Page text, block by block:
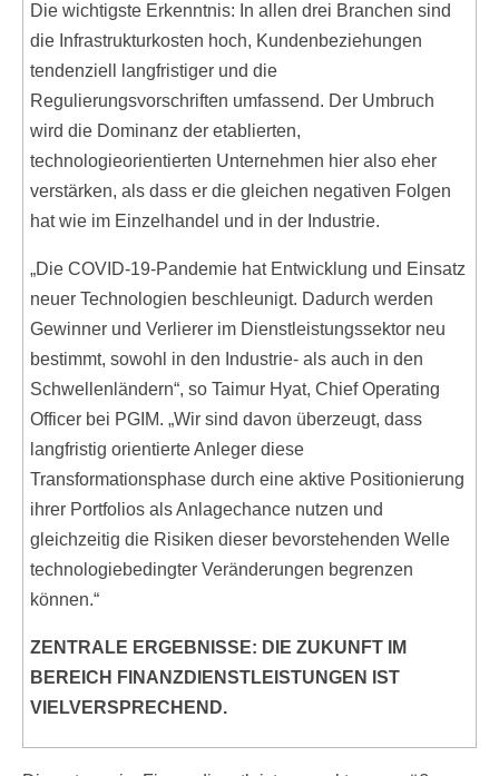
Die wichtigste Erkenntnis: In allen drei Branchen sind
die Infrastrukturkosten hoch, Kundenbeziehungen
tendenziell langfristiger und die
Regulierungsvorschriften umfassend. Der Umbruch
wird die Dominanz der etablierten,
technologieorientierten Unternehmen hier also eher
verstärken, als dass er die gleichen negativen Folgen
hat wie im Einzelhandel und in der Industrie.
„Die COVID-19-Pandemie hat Entwicklung und Einsatz
neuer Technologien beschleunigt. Dadurch werden
Gewinner und Verlierer im Dienstleistungssektor neu
bestimmt, sowohl in den Industrie- als auch in den
Schwellenländern“, so Taimur Hyat, Chief Operating
Officer bei PGIM. „Wir sind davon überzeugt, dass
langfristig orientierte Anleger diese
Transformationsphase durch eine aktive Positionierung
ihrer Portfolios als Anlagechance nutzen und
gleichzeitig die Risiken dieser bevorstehenden Welle
technologiebedingter Veränderungen begrenzen
können.“
ZENTRALE ERGEBNISSE: DIE ZUKUNFT IM
BEREICH FINANZDIENSTLEISTUNGEN IST
VIELVERSPRECHEND.